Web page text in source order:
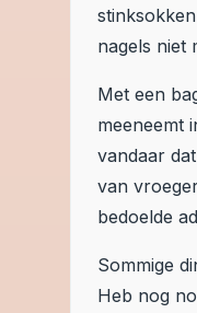
nagels niet
Met een
meeneemt
vandaar
van
bedoelde
Sommige
Heb nog